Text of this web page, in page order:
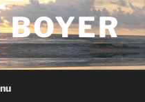
BOYER